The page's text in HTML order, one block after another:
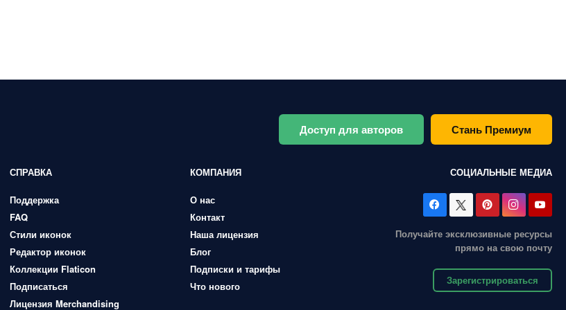
Доступ для авторов Стань Премиум
СПРАВКА
Поддержка
FAQ
Стили иконок
Редактор иконок
Коллекции Flaticon
Подписаться
Лицензия Merchandising
КОМПАНИЯ
О нас
Контакт
Наша лицензия
Блог
Подписки и тарифы
Что нового
СОЦИАЛЬНЫЕ МЕДИА
Получайте эксклюзивные ресурсы
прямо на свою почту
Зарегистрироваться